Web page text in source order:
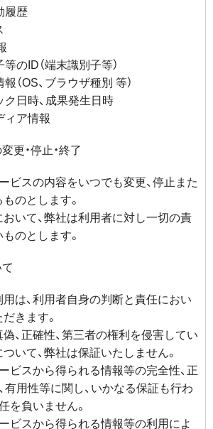
履歴
のID（端末識別子等）
（OS、ブラウザ種別 等）
ク日時、成果発生日時
ィア情報
更・停止・終了
ビスの内容をいつでも変更、停止また
のとします。
いて、弊社は利用者に対し一切の責
のとします。
は、利用者自身の判断と責任におい
きます。
、正確性、第三者の権利を侵害してい
いて、弊社は保証いたしません。
ビスから得られる情報等の完全性、正
有用性等に関し、いかなる保証も行わ
を負いません。
ビスから得られる情報等の利用によ